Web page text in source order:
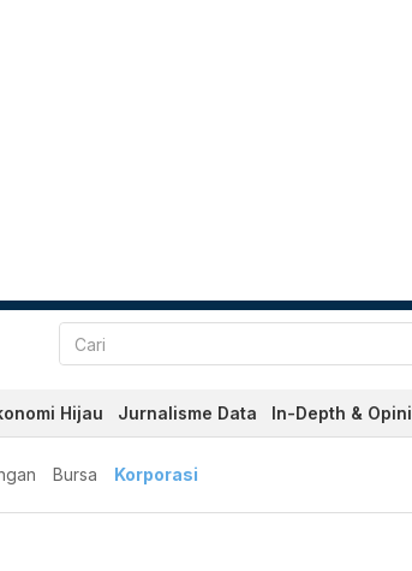
Hijau Jurnalisme Data In-Depth & Opini
Bursa Korporasi